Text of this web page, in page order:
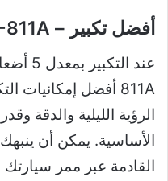
أفضل تكبير – Reolink RLC-811A
عند التكبير بمعدل 5 أضعاف ، توفر
811A أفضل إمكانيات
الرؤية الليلية والدقة
الأساسية. يمكن أن
القادمة عبر ممر